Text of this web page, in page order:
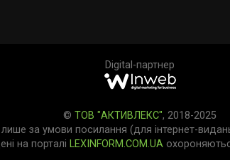
Digital-партнер
© ТОВ "АКТИВЛЕКС", 2018-2025
лише за умови посилання (для інтернет-
на порталі LEXINFORM.COM.UA